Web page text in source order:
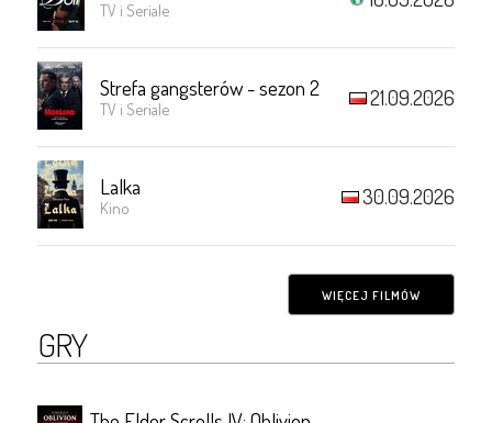
TV i Seriale
Strefa gangsterów - sezon 2
TV i Seriale 21.09.2026
Lalka
Kino 30.09.2026
WIĘCEJ FILMÓW
GRY